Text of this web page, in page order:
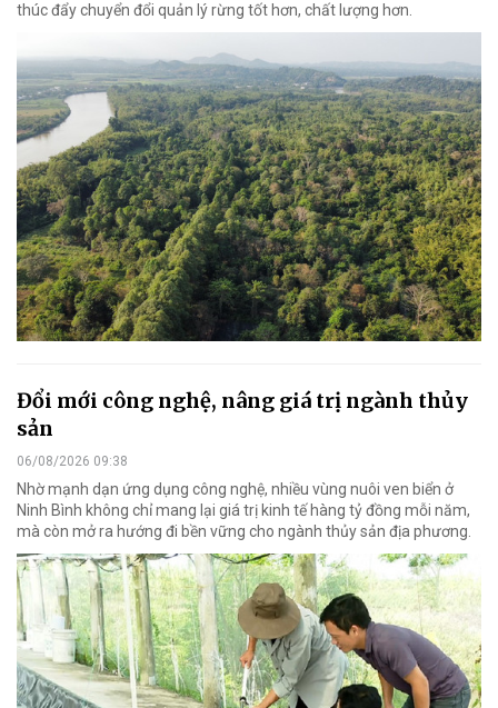
thúc đẩy chuyển đổi quản lý rừng tốt hơn, chất lượng hơn.
Đổi mới công nghệ, nâng giá trị ngành thủy
sản
06/08/2026 09:38
Nhờ mạnh dạn ứng dụng công nghệ, nhiều vùng nuôi ven biển ở
Ninh Bình không chỉ mang lại giá trị kinh tế hàng tỷ đồng mỗi năm,
mà còn mở ra hướng đi bền vững cho ngành thủy sản địa phương.